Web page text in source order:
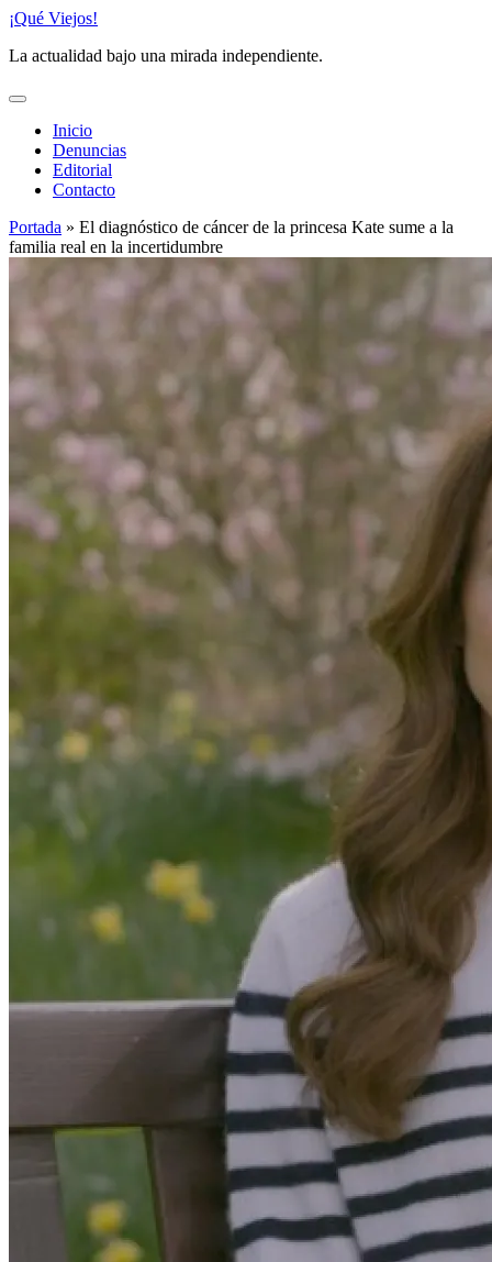
Saltar
contenido
¡Qué Viejos!
La actualidad bajo una mirada independiente.
Inicio
Denuncias
Editorial
Contacto
Portada » El diagnóstico de cáncer de la princesa Kate sume a la
familia real en la incertidumbre